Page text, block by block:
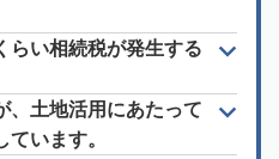
らい相続税が発生する
、土地活用にあたって
います。